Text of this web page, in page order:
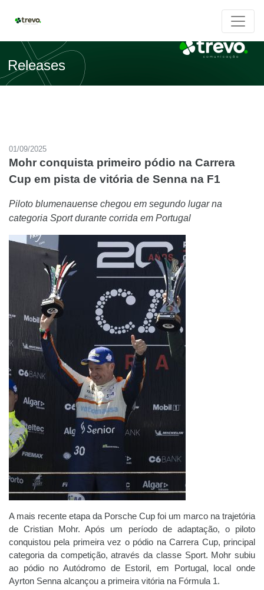
Releases
01/09/2025
Mohr conquista primeiro pódio na Carrera
Cup em pista de vitória de Senna na F1
Piloto blumenauense chegou em segundo lugar na
categoria Sport durante corrida em Portugal
A mais recente etapa da Porsche Cup foi um marco na trajetória
de Cristian Mohr. Após um período de adaptação, o piloto
conquistou pela primeira vez o pódio na Carrera Cup, principal
categoria da competição, através da classe Sport. Mohr subiu
ao pódio no Autódromo de Estoril, em Portugal, local onde
Ayrton Senna alcançou a primeira vitória na Fórmula 1.